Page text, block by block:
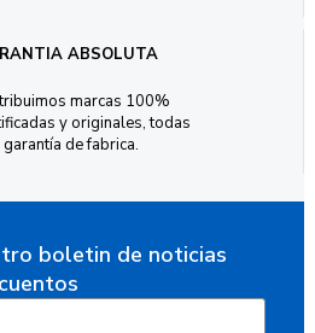
ABSOLUTA
marcas 100%
y originales, todas
garantía de fabrica.
boletin de noticias